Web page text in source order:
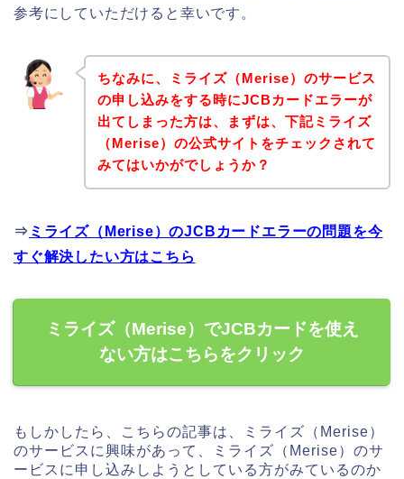
参考にしていただけると幸いです。
ちなみに、ミライズ（Merise）のサービス
の申し込みをする時にJCBカードエラーが
出てしまった方は、まずは、下記ミライズ
（Merise）の公式サイトをチェックされて
みてはいかがでしょうか？
⇒ ミライズ（Merise）のJCBカードエラーの問題を今
すぐ解決したい方はこちら
ミライズ（Merise）でJCBカードを使え
ない方はこちらをクリック
もしかしたら、こちらの記事は、ミライズ（Merise）
のサービスに興味があって、ミライズ（Merise）のサ
ービスに申し込みしようとしている方がみているのか